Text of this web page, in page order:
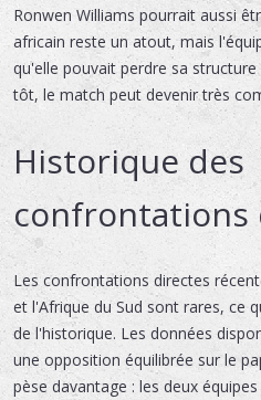
Ronwen Williams pourrait aussi
africain reste un atout, mais
qu'elle pouvait perdre sa
tôt, le match peut devenir très
Historique des
confrontations
Les confrontations directes
et l'Afrique du Sud sont rares, ce
de l'historique. Les données
une opposition équilibrée sur le
pèse davantage : les deux